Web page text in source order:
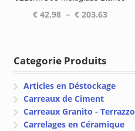
€42.98 – €203.63Plage
Categorie Produits
Articles en Déstockage
Carreaux de Ciment
Carreaux Granito - Terrazzo
Carrelages en Céramique